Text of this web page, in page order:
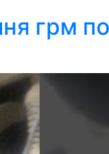
грм